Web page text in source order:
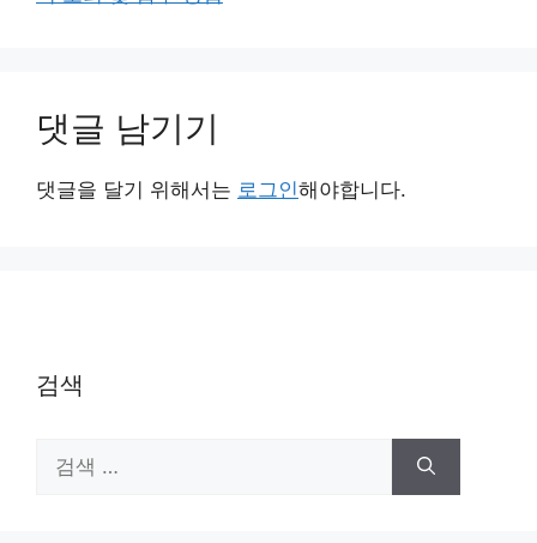
댓글 남기기
댓글을 달기 위해서는 로그인해야합니다.
검색
색: